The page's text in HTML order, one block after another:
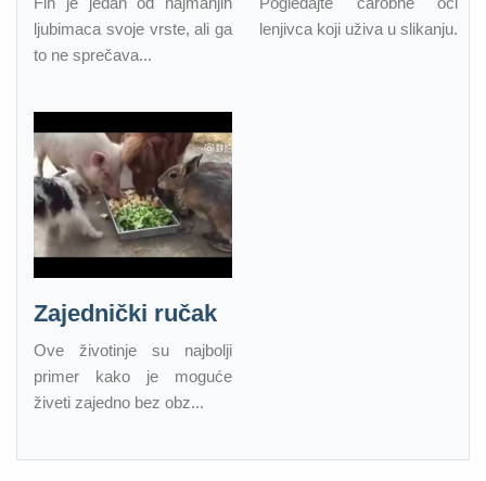
ljubimaca svoje vrste, ali ga
to ne sprečava...
lenjivca koji uživa u slikanju.
Zajednički ručak
Ove životinje su najbolji
primer kako je moguće
živeti zajedno bez obz...